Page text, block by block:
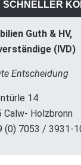
SCHNELLER
Guth & HV,
(IVD)
Entscheidung
14
Calw- Holzbronn
(0) 7053 / 3931-